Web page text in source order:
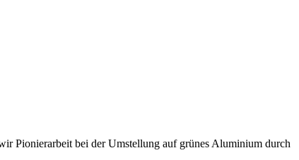
Pionierarbeit bei der Umstellung auf grünes Aluminium durch